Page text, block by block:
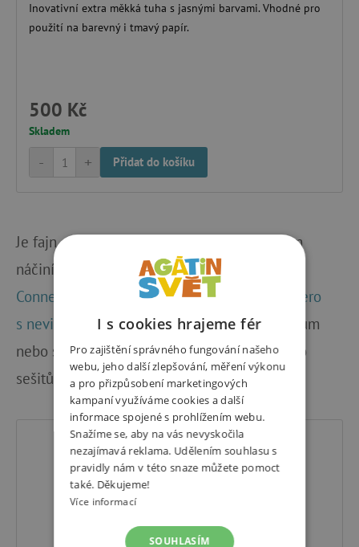
Inovativní extra měkká tuha s jasnými barvami. Vhodné pro
použití na barevný i tmavý papír.
500 Kč
Skladem
+
- Přidat do košíku
Je fajn oživit psaní a malování dalším psacím
náčiním jako jsou třebafixy Faber-Castell
Connector plechové autíčkonebo
magické pero
s neviditelným inkoustem Djeco.Starším žákům
nebo studentům se budou hodit pro zápisy do
sešitů
linery Faber-Castell Grip.
I s cookies hrajeme fér
Pro zajištění správného fungování našeho
webu, jeho další zlepšování, měření výkonu
a pro přizpůsobení marketingových
kampaní využíváme cookies a další
informace spojené s prohlížením webu.
Snažíme se, aby na vás nevyskočila
nezajímavá reklama. Udělením souhlasu s
pravidly nám v této snaze můžete pomoct
také. Děkujeme!
Více informací
SOUHLASÍM